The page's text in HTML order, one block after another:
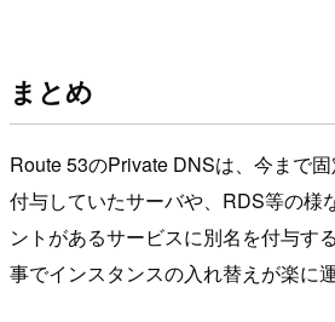
まとめ
Route 53のPrivate DNSは、今まで
付与していたサーバや、RDS等の様
ントがあるサービスに別名を付与す
事でインスタンスの入れ替えが楽に